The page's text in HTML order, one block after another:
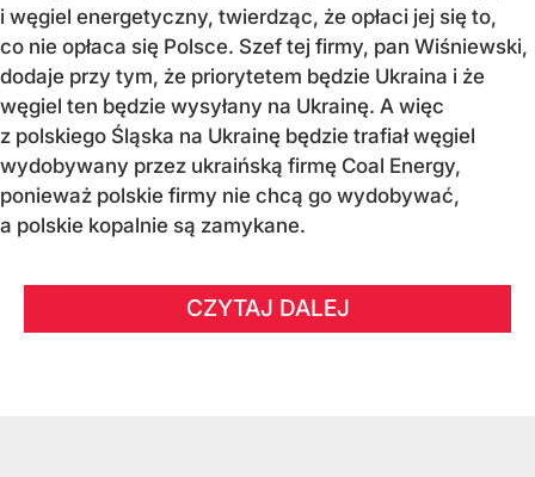
i węgiel energetyczny, twierdząc, że opłaci jej się to,
co nie opłaca się Polsce. Szef tej firmy, pan Wiśniewski,
dodaje przy tym, że priorytetem będzie Ukraina i że
węgiel ten będzie wysyłany na Ukrainę. A więc
z polskiego Śląska na Ukrainę będzie trafiał węgiel
wydobywany przez ukraińską firmę Coal Energy,
ponieważ polskie firmy nie chcą go wydobywać,
a polskie kopalnie są zamykane.
CZYTAJ DALEJ